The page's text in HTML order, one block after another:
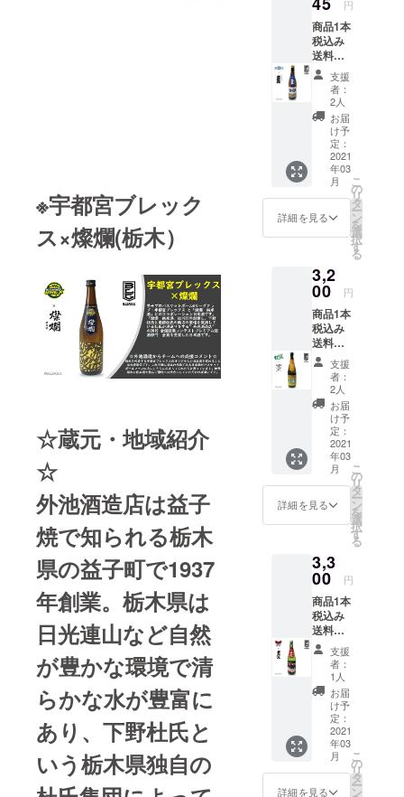
※宇都宮ブレック
ス×燦爛(栃木）
☆蔵元・地域紹介
☆
外池酒造店は益子
焼で知られる栃木
県の益子町で1937
年創業。栃木県は
日光連山など自然
が豊かな環境で清
らかな水が豊富に
あり、下野杜氏と
いう栃木県独自の
◎常
温・◎
冷・
ロック
数:9%
成分等
原料米:
国産米
精米歩
合:65%
日本酒
度:-14
酸度:1.7
味わい
マップ
：淡麗
辛口 お
の飲み
方：
の技と
近代的
醸造技
術との
調和の
もと
で、淡
麗辛口
の酒を
醸しだ
しま
す。 保
存方法:
常温 製
品サイ
×77.5×3
m)
1140(g)
原材料:
米（国
産）・
米こう
じ（国
米）・
醸造ア
ルコー
コール
度数:１
５度 成
料米:五
百万
米 精米
歩
合:50%
日本酒
度:＋
３．０
酸度:
１．４
味わい
マップ
:・淡麗
辛口 お
ススメ
の飲み
方:・常
まれ」
とのコ
ラボ
レー
ション
日本酒
す。”青
木酒
造”は創
業200
年。古
くから
山廃造
りにこ
酒造り
を心が
けてい
ます。
保存方
法：常
温 製品
サイ
ズ：８
１mm×
８１
mm×２
７３
mm（1
100g）
原材
料：米
（国産
米） ア
ルコー
ル度
数:16度
成分 原
料米：
愛知県
産酒造
好適米
精米歩
合：７
０％ 日
本酒
度：非
円
商品1本
税込み
送料込
み+お礼
のメー
ル 男子
プロバ
スケッ
トボー
ルBリー
グクラ
ブ・滋
賀レイ
クス
ターズ
と「大
とのコ
ラボ
レー
ション
日本酒
です。
大正3年
創業、
「米を
作るひ
と、酒
を醸す
ひと、
酒を売
るひ
と、飲
むひと
え、語
り合え
る」酒
造りを
する酒
蔵”畑酒
造”によ
るもの
です。
保存方
法：常
サイ
ズ：
300×78
×300
(mm)
支援
者：
2人
お届
け予
定：
2021
年03
月
詳細を見る
こ
の
リ
タ
ー
ン
を
選
択
す
る
3,2
00 円
商品1本
税込み
送料込
み+お礼
のメー
ル 男子
プロバ
スケッ
トボー
ルBリー
グクラ
ブ・東
京エク
セレン
スと
「澤乃
のコラ
ボレー
ション
日本酒
で
す。”小
澤酒
造”は江
戸時
代、元
禄１５
年（西
暦1702
年）創
業。以
来３０
０年に
支援
者：
2人
お届
け予
定：
2021
年03
月
詳細を見る
こ
の
リ
タ
ー
ン
を
選
択
す
る
3,3
00 円
商品1本
税込み
送料込
み+お礼
のメー
ル 男子
プロバ
スケッ
トボー
ルBリー
グクラ
ブ・富
山グラ
ウジー
支援
者：
1人
お届
け予
定：
2021
年03
月
詳細を見る
こ
の
リ
タ
ー
ン